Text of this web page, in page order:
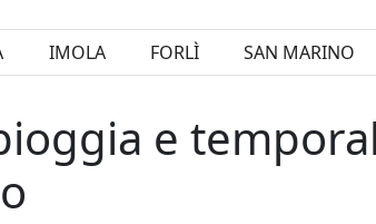
IMOLA FORLÌ SAN MARINO
e